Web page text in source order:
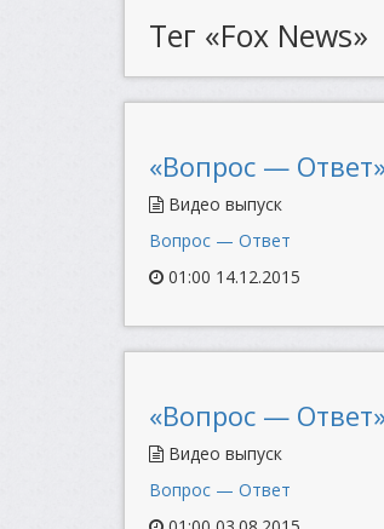
Тег «Fox News»
«Вопрос —
Видео выпуск
Вопрос — Ответ
01:00 14.12.2015
«Вопрос —
Видео выпуск
Вопрос — Ответ